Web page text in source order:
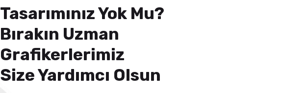
Tasarımınız Yok Mu?
Bırakın Uzman
Grafikerlerimiz
Size Yardımcı Olsun